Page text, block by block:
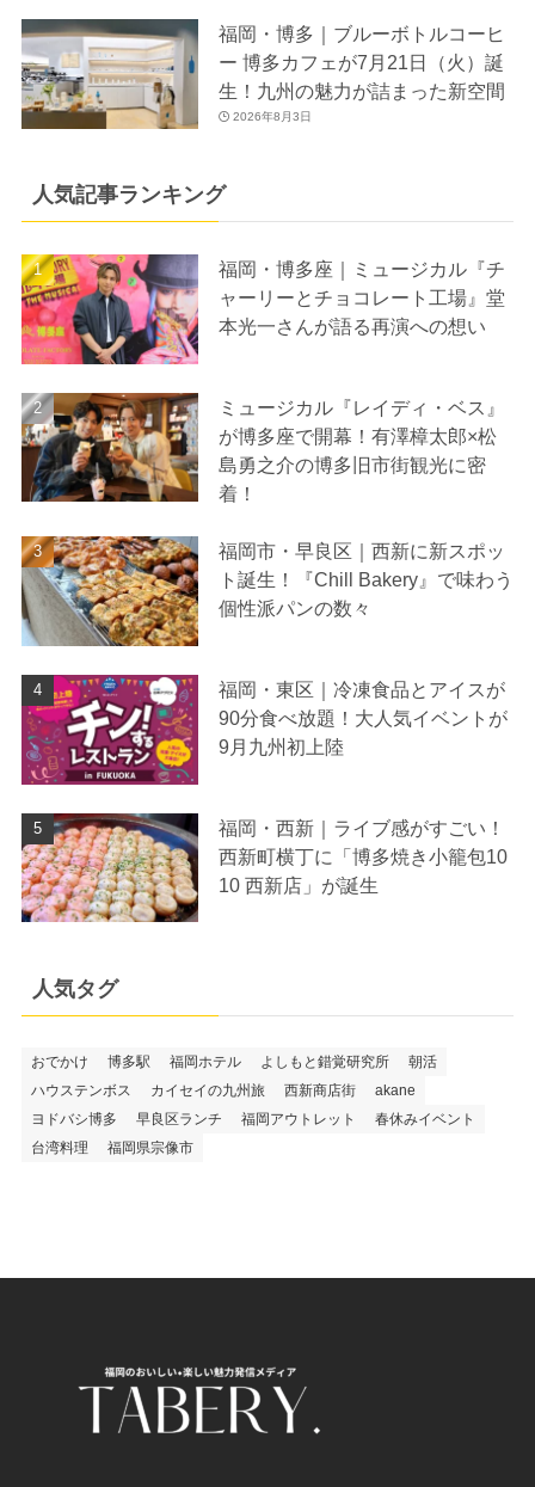
福岡・博多｜ブルーボトルコーヒ
ー 博多カフェが7月21日（火）誕
生！九州の魅力が詰まった新空間
2026年8月3日
人気記事ランキング
福岡・博多座｜ミュージカル『チ
ャーリーとチョコレート工場』堂
本光一さんが語る再演への想い
ミュージカル『レイディ・ベス』
が博多座で開幕！有澤樟太郎×松
島勇之介の博多旧市街観光に密
着！
福岡市・早良区｜西新に新スポッ
ト誕生！『Chill Bakery』で味わう
個性派パンの数々
福岡・東区｜冷凍食品とアイスが
90分食べ放題！大人気イベントが
9月九州初上陸
福岡・西新｜ライブ感がすごい！
西新町横丁に「博多焼き小籠包10
10 西新店」が誕生
人気タグ
おでかけ 博多駅 福岡ホテル よしもと錯覚研究所
朝活
ハウステンボス
カイセイの九州旅 西新商店街
akane
ヨドバシ博多
早良区ランチ 福岡アウトレット
春休みイベント
台湾料理
福岡県宗像市